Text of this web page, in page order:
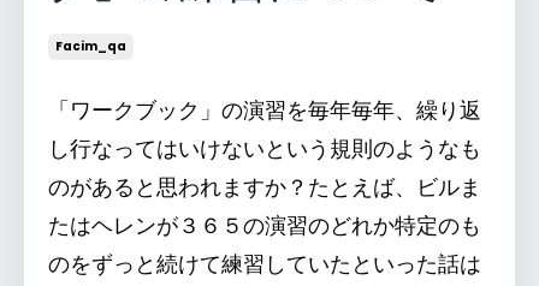
Facim_qa
「ワークブック」の演習を毎年毎年、繰り返
し行なってはいけないという規則のようなも
のがあると思われますか？たとえば、ビルま
たはヘレンが３６５の演習のどれか特定のも
のをずっと続けて練習していたといった話は